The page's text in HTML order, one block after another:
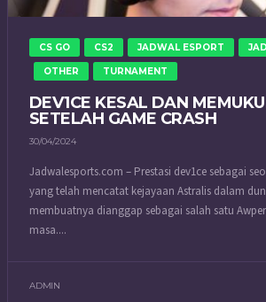
CS GO CS2 JADWAL ESPORT
OTHER TURNAMENT
DEV1CE KESAL DAN
SETELAH GAME CRASH
30/04/2024
Jadwalesports.com – Prestasi dev1ce sebagai
yang telah mencatat kejayaan Astralis dalam
membuatnya dianggap sebagai salah satu
masa....
ADMIN